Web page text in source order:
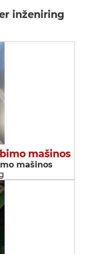
inženiring
mašinos
mašinos